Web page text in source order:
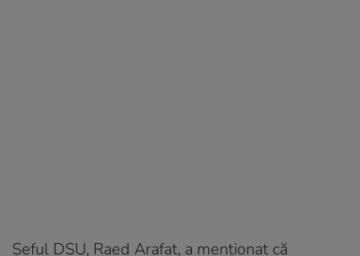
Şeful DSU, Raed Arafat, a menționat că